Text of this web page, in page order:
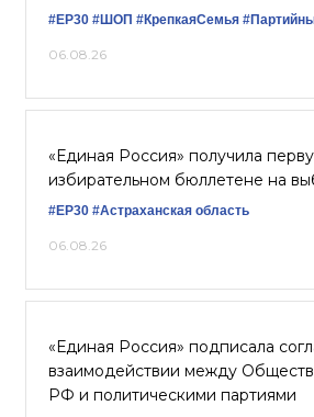
#ЕР30 #ШОП #КрепкаяСемья
06.08.26
«Единая Россия» получила
избирательном бюллетене на
#ЕР30 #Астраханская область
06.08.26
«Единая Россия» подписала
взаимодействии между
РФ и политическими партиями